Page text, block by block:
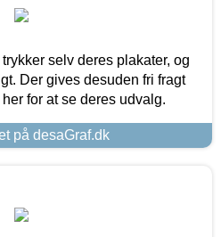
selv deres plakater, og
Der gives desuden fri fragt
for at se deres udvalg.
på desaGraf.dk